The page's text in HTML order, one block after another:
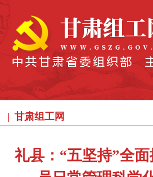
甘肃组工网
礼县：“五坚持”全